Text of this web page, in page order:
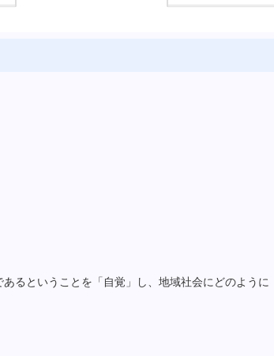
るということを「自覚」し、地域社会にどのように